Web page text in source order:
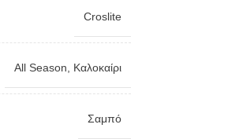
Croslite
All Season Καλοκαίρι
Σαμπό